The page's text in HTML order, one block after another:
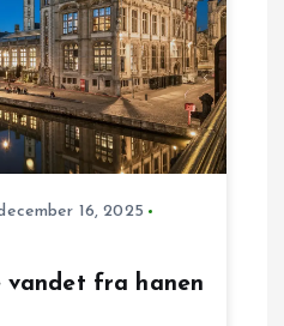
16, 2025
vandet fra hanen